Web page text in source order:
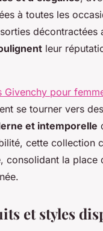
à toutes les
décontractées
leur
Givenchy pour
se tourner vers
et intemporelle
cette collection
consolidant la
et styles